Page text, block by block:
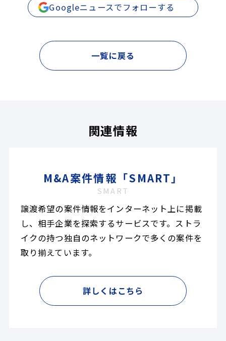
Googleニュースでフォローする
一覧に戻る
関連情報
M&A案件情報「SMART」
SMART
譲渡希望の案件情報をインターネット上に掲載
し、相手企業を探索するサービスです。ストラ
イクの持つ独自のネットワークで多くの案件を
取り揃えています。
詳しくはこちら